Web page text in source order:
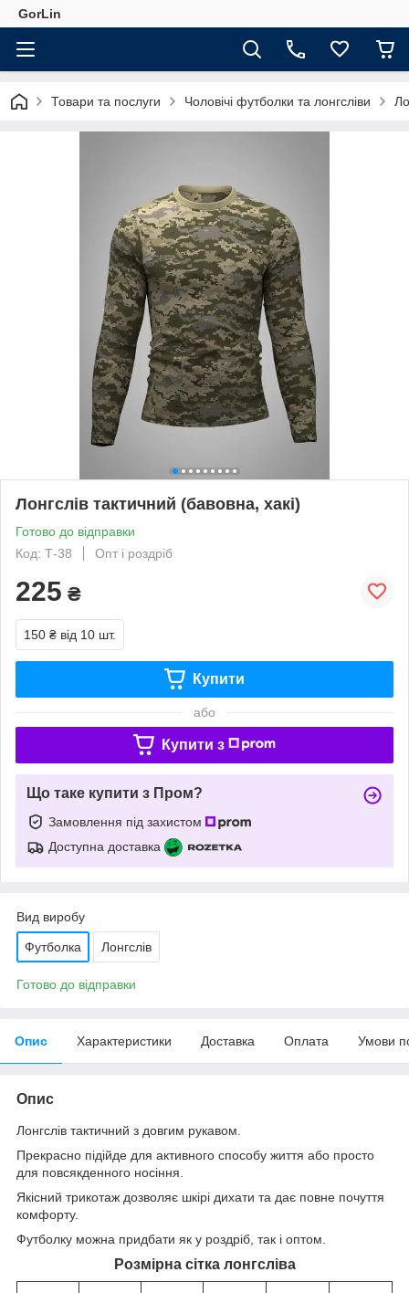
GorLin
Товари та послуги Чоловічі футболки та лонгсліви
Лонгслів тактичний (бавовна, хакі)
Готово до відправки
Код: Т-38
Опт і роздріб
225 ₴
150 ₴ від 10 шт.
Купити
або
Купити з
Що таке купити з Пром?
Замовлення під захистом
Доступна доставка
Вид виробу
Футболка Лонгслів
Готово до відправки
Опис Характеристики Доставка Оплата Умови
Опис
Лонгслів тактичний з довгим рукавом.
Прекрасно підійде для активного способу життя або просто
для повсякденного носіння.
Якісний трикотаж дозволяє шкірі дихати та дає повне почуття
комфорту.
Футболку можна придбати як у роздріб, так і оптом.
Розмірна сітка лонгсліва